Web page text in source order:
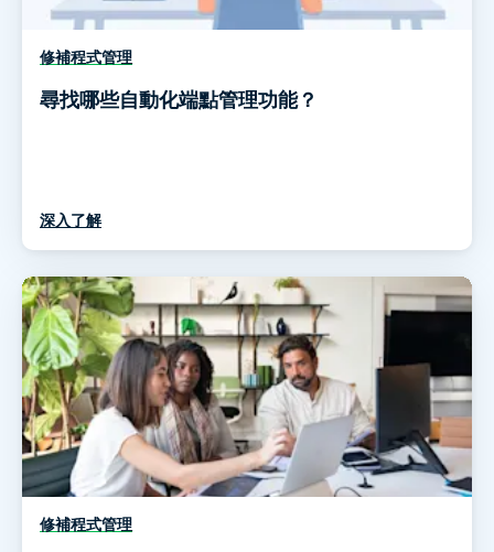
修補程式管理
尋找哪些自動化端點管理功能？
深入了解
修補程式管理